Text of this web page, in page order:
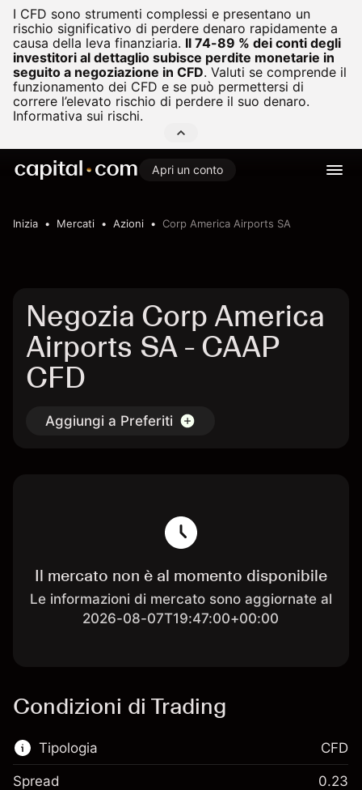
I CFD sono strumenti complessi e presentano un
rischio significativo di perdere denaro rapidamente a
causa della leva finanziaria. Il 74-89 % dei conti degli
investitori al dettaglio subisce perdite monetarie in
seguito a negoziazione in CFD. Valuti se comprende il
funzionamento dei CFD e se può permettersi di
correre l’elevato rischio di perdere il suo denaro.
Informativa sui rischi.
Apri un conto
Inizia Mercati Azioni Corp America Airports SA
Negozia Corp America
Airports SA - CAAP
CFD
Aggiungi a Preferiti
Il mercato non è al momento disponibile
Le informazioni di mercato sono aggiornate al
2026-08-07T19:47:00+00:00
Condizioni di Trading
Tipologia CFD
Spread 0.23